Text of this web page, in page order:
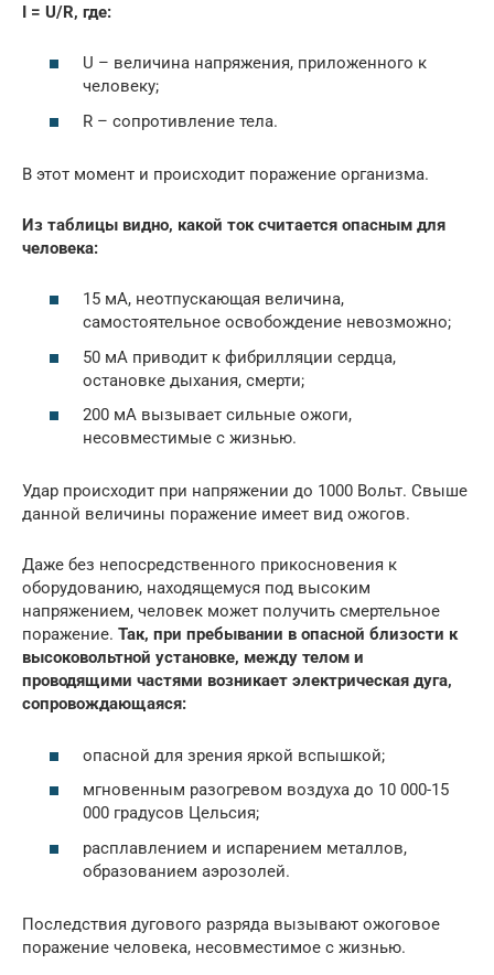
I = U/R, где:
U – величина напряжения, приложенного к
человеку;
R – сопротивление тела.
В этот момент и происходит поражение организма.
Из таблицы видно, какой ток считается опасным для
человека:
15 мА, неотпускающая величина,
самостоятельное освобождение невозможно;
50 мА приводит к фибрилляции сердца,
остановке дыхания, смерти;
200 мА вызывает сильные ожоги,
несовместимые с жизнью.
Удар происходит при напряжении до 1000 Вольт. Свыше
данной величины поражение имеет вид ожогов.
Даже без непосредственного прикосновения к
оборудованию, находящемуся под высоким
напряжением, человек может получить смертельное
поражение. Так, при пребывании в опасной близости к
высоковольтной установке, между телом и
проводящими частями возникает электрическая дуга,
сопровождающаяся:
опасной для зрения яркой вспышкой;
мгновенным разогревом воздуха до 10 000-15
000 градусов Цельсия;
расплавлением и испарением металлов,
образованием аэрозолей.
Последствия дугового разряда вызывают ожоговое
поражение человека, несовместимое с жизнью.